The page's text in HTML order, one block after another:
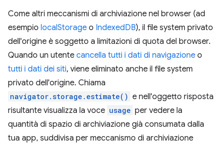
Come altri meccanismi di archiviazione nel browser (ad
esempio localStorage o IndexedDB), il file system privato
dell'origine è soggetto a limitazioni di quota del browser.
Quando un utente cancella tutti i dati di navigazione o
tutti i dati dei siti, viene eliminato anche il file system
privato dell'origine. Chiama
navigator.storage.estimate() e nell'oggetto risposta
risultante visualizza la voce usage per vedere la
quantità di spazio di archiviazione già consumata dalla
tua app, suddivisa per meccanismo di archiviazione